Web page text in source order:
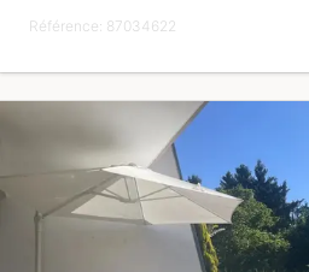
Référence: 87034622